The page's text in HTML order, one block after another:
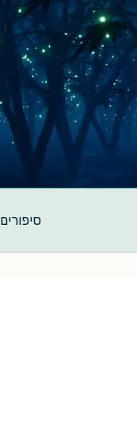
סיפורים